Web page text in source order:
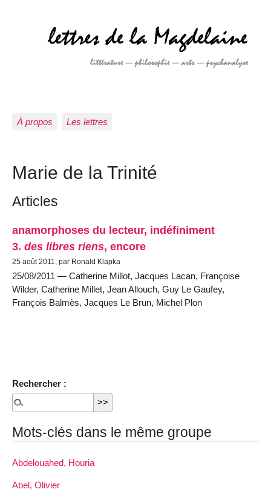
À propos Les lettres
Marie de la Trinité
Articles
anamorphoses du lecteur, indéfiniment
3. des libres riens, encore
25 août 2011, par Ronald Klapka
25/08/2011 — Catherine Millot, Jacques Lacan, Françoise
Wilder, Catherine Millet, Jean Allouch, Guy Le Gaufey,
François Balmès, Jacques Le Brun, Michel Plon
Rechercher :
Mots-clés dans le même groupe
Abdelouahed, Houria
Abel, Olivier